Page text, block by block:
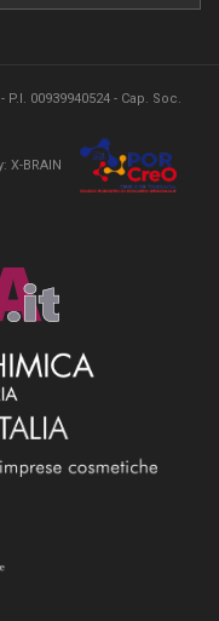
00939940524 - Cap. Soc.
X-BRAIN